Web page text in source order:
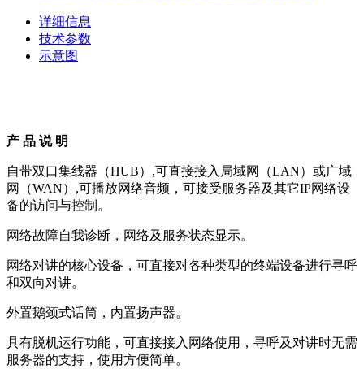
详细信息
技术参数
示意图
产 品 说 明
自带双口集线器（HUB）,可直接接入局域网（LAN）或广域
网（WAN）,可播放网络音频，可接受服务器及其它IP网络设
备的访问与控制。
网络故障自我诊断，网络及服务状态显示。
网络对讲的核心设备，可直接对各种类型的终端设备进行寻呼
和双向对讲。
外置鹅颈式话筒，内置扬声器。
具有脱机运行功能，可直接接入网络使用，寻呼及对讲时无需
服务器的支持，使用方便简单。